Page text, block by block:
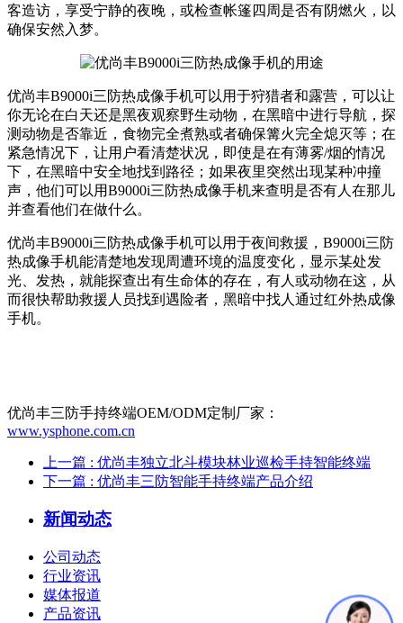
客造访，享受宁静的夜晚，或检查帐篷四周是否有阴燃火，以
确保安然入梦。
优尚丰B9000i三防热成像手机可以用于狩猎者和露营，可以让
你无论在白天还是黑夜观察野生动物，在黑暗中进行导航，探
测动物是否靠近，食物完全煮熟或者确保篝火完全熄灭等；在
紧急情况下，让用户看清楚状况，即使是在有薄雾/烟的情况
下，在黑暗中安全地找到路径；如果夜里突然出现某种冲撞
声，他们可以用B9000i三防热成像手机来查明是否有人在那儿
并查看他们在做什么。
优尚丰B9000i三防热成像手机可以用于夜间救援，B9000i三防
热成像手机能清楚地发现周遭环境的温度变化，显示某处发
光、发热，就能探查出有生命体的存在，有人或动物在这，从
而很快帮助救援人员找到遇险者，黑暗中找人通过红外热成像
手机。
优尚丰三防手持终端OEM/ODM定制厂家：
www.ysphone.com.cn
上一篇 : 优尚丰独立北斗模块林业巡检手持智能终端
下一篇 : 优尚丰三防智能手持终端产品介绍
新闻动态
公司动态
行业资讯
媒体报道
产品资讯